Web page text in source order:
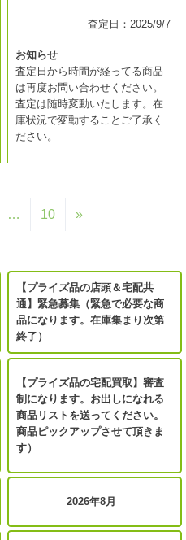
査定日：2025/9/7
お知らせ
査定日から時間が経ってる商品
は再度お問い合わせください。
査定は随時変動いたします。在
庫状況で変動することご了承く
ださい。
… 10 »
【プライズ品の店頭＆宅配共
通】緊急募集（緊急で必要な商
品になります。在庫集まり次第
終了）
【プライズ品の宅配買取】審査
制になります。お出しになれる
商品リストを送ってください。
商品ピックアップさせて頂きま
す）
2026年8月